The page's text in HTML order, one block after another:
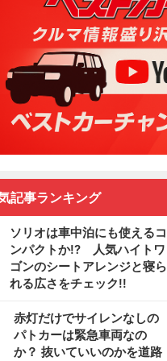
記事ランキング
ソリオは車中泊にも使えるコ
ンパクトか!? 人気ハイトワ
ゴンのシートアレンジと寝ら
れる広さをチェック!!
赤灯だけでサイレンなしの
パトカーは緊急車両なの
か？ 抜いていいのかを道路